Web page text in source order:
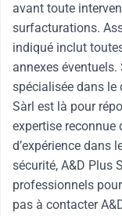
avant toute
surfacturations.
indiqué inclut
annexes
spécialisée dans le
Sàrl est là pour
expertise reconnue
d’expérience dans
sécurité, A&D Plus
professionnels
pas à contacter